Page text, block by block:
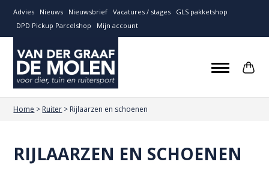
Advies Nieuws Nieuwsbrief Vacatures / stages
GLS pakketshop
DPD Pickup Parcelshop
Mijn account
Home > Ruiter > Rijlaarzen en schoenen
RIJLAARZEN EN SCHOENEN